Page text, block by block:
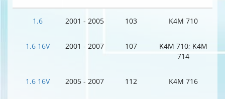
1.6 2001 - 2005 103 K4M 710
1.6 16V 2001 - 2007 107
K4M 710; K4M
714
1.6 16V 2005 - 2007 112 K4M 716